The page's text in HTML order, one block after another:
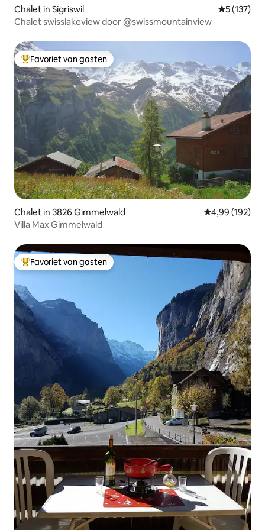
Chalet in Sigriswil
5 (137)
Chalet swisslakeview door @swissmountainview
Topfavoriet van gasten
Favoriet van gasten
Chalet in 3826 Gimmelwald Gemiddelde
4,99 (192)
Villa Max Gimmelwald
Topfavoriet van gasten
Favoriet van gasten